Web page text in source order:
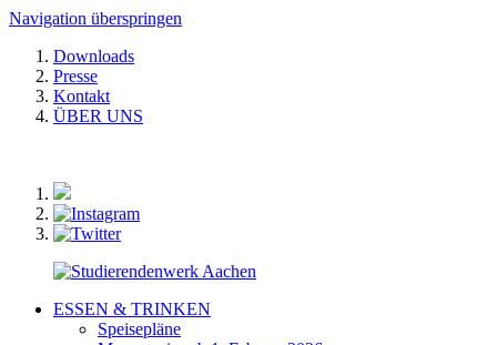
Navigation überspringen
Downloads
Presse
Kontakt
ÜBER UNS
ESSEN & TRINKEN
Speisepläne